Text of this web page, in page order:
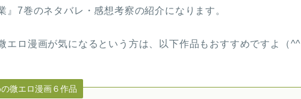
』7巻のネタバレ・感想考察の紹介になります。
エロ漫画が気になるという方は、以下作品もおすすめですよ（^^
微エロ漫画６作品